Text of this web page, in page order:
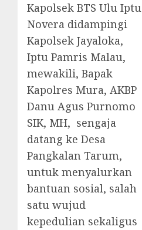
Kapolsek BTS Ulu Iptu
Novera didampingi
Kapolsek Jayaloka,
Iptu Pamris Malau,
mewakili, Bapak
Kapolres Mura, AKBP
Danu Agus Purnomo
SIK, MH, sengaja
datang ke Desa
Pangkalan Tarum,
untuk menyalurkan
bantuan sosial, salah
satu wujud
kepedulian sekaligus